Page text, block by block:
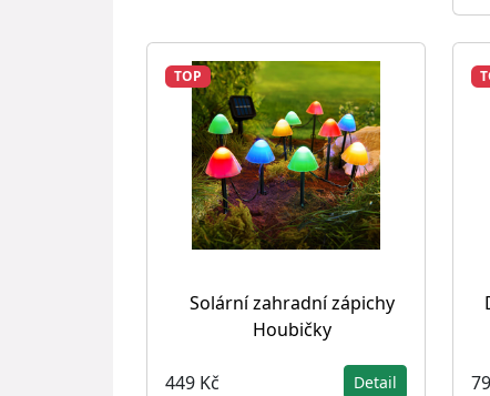
TOP
Solární zahradní zápichy
Houbičky
449 Kč Detail